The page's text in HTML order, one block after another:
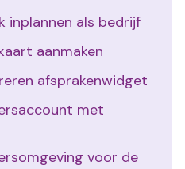
inplannen als bedrijf
aanmaken
afsprakenwidget
met
voor de